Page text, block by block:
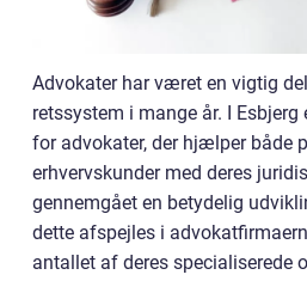
Advokater har været en vigtig
retssystem i mange år. I
for advokater, der hjælper både
erhvervskunder med deres
gennemgået en betydelig
dette afspejles i
antallet af deres specialiserede